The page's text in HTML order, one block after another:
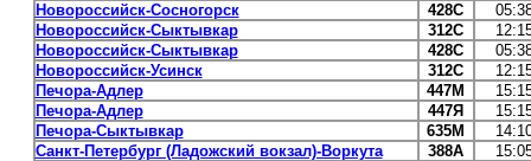
Новороссийск-Сосногорск
428С
Новороссийск-Сыктывкар
312С
Новороссийск-Сыктывкар
428С
Новороссийск-Усинск
312С
Печора-Адлер
447М
Печора-Адлер
447Я
Печора-Сыктывкар
635М
Санкт-Петербург (Ладожский вокзал)-Воркута
388А